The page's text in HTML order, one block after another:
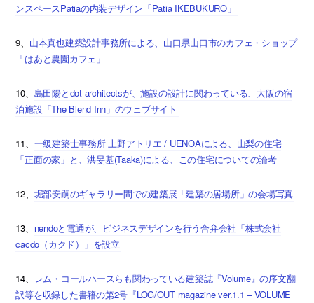
ンスペースPatiaの内装デザイン「Patia IKEBUKURO」
9、 山本真也建築設計事務所による、山口県山口市のカフェ・ショップ
「はあと農園カフェ」
10、 島田陽とdot architectsが、施設の設計に関わっている、大阪の宿
泊施設「The Blend Inn」のウェブサイト
11、 一級建築士事務所 上野アトリエ / UENOAによる、山梨の住宅
「正面の家」と、洪旻基(Taaka)による、この住宅についての論考
12、 堀部安嗣のギャラリー間での建築展「建築の居場所」の会場写真
13、 nendoと電通が、ビジネスデザインを行う合弁会社「株式会社
cacdo（カクド）」を設立
14、
レム・コールハースらも関わっている建築誌『Volume』の序文翻
訳等を収録した書籍の第2号『LOG/OUT magazine ver.1.1 – VOLUME